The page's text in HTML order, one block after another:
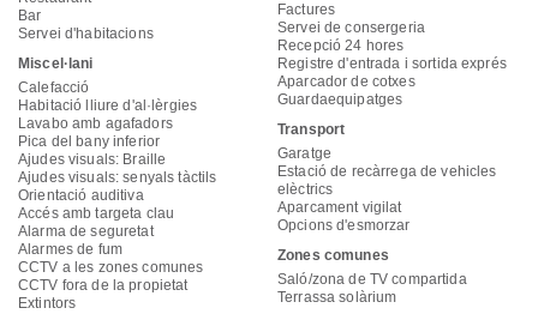
Bar
Servei d'habitacions
Miscel·lani
Calefacció
Habitació lliure d'al·lèrgies
Lavabo amb agafadors
Pica del bany inferior
Ajudes visuals: Braille
Ajudes visuals: senyals tàctils
Orientació auditiva
Accés amb targeta clau
Alarma de seguretat
Alarmes de fum
CCTV a les zones comunes
CCTV fora de la propietat
Extintors
Factures
Servei de consergeria
Recepció 24 hores
Registre d'entrada i sortida exprés
Aparcador de cotxes
Guardaequipatges
Transport
Garatge
Estació de recàrrega de vehicles
elèctrics
Aparcament vigilat
Opcions d'esmorzar
Zones comunes
Saló/zona de TV compartida
Terrassa solàrium